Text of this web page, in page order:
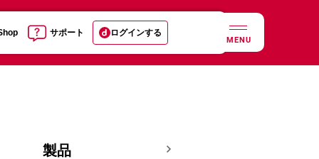
サポート ログインする
MENU
製品